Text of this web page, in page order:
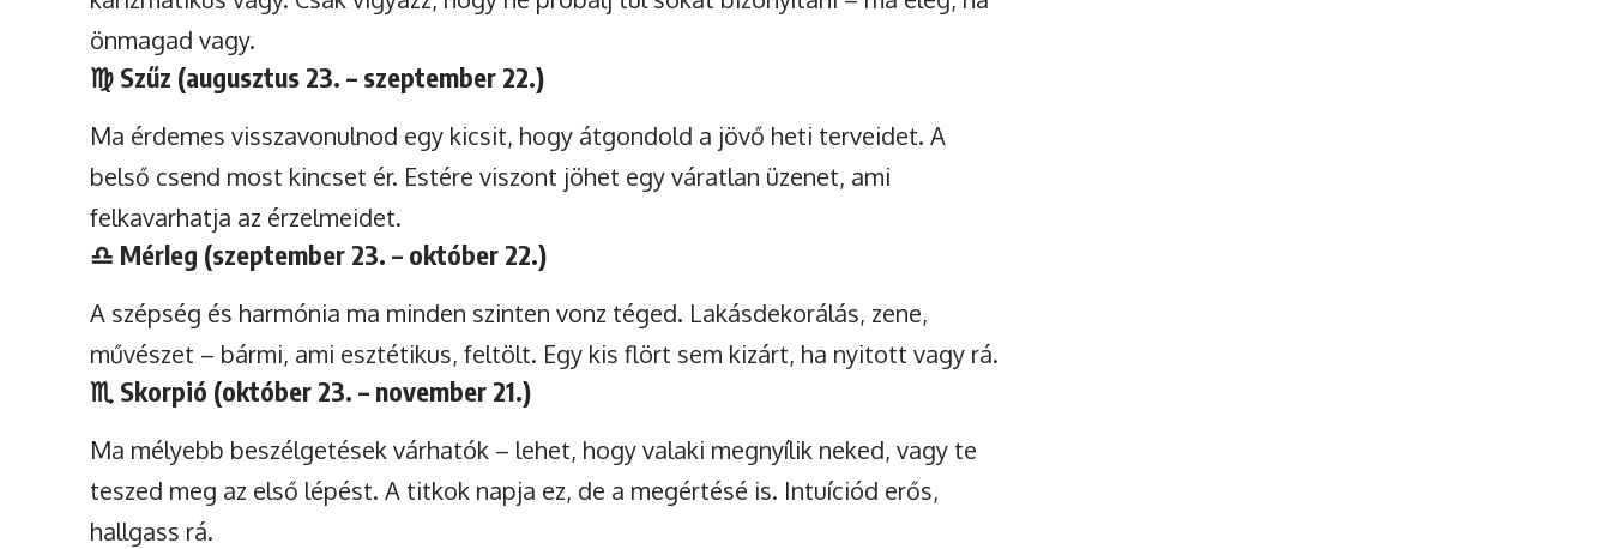
önmagad vagy.
♍ Szűz (augusztus 23. – szeptember 22.)
Ma érdemes visszavonulnod egy kicsit, hogy átgondold a jövő heti terveidet. A
belső csend most kincset ér. Estére viszont jöhet egy váratlan üzenet, ami
felkavarhatja az érzelmeidet.
♎ Mérleg (szeptember 23. – október 22.)
A szépség és harmónia ma minden szinten vonz téged. Lakásdekorálás, zene,
művészet – bármi, ami esztétikus, feltölt. Egy kis flört sem kizárt, ha nyitott vagy rá.
♏ Skorpió (október 23. – november 21.)
Ma mélyebb beszélgetések várhatók – lehet, hogy valaki megnyílik neked, vagy te
teszed meg az első lépést. A titkok napja ez, de a megértésé is. Intuíciód erős,
hallgass rá.